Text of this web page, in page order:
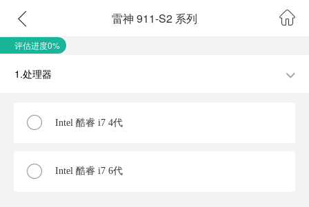
雷神 911-S2 系列
评估进度0%
1.处理器
Intel 酷睿 i7 4代
Intel 酷睿 i7 6代